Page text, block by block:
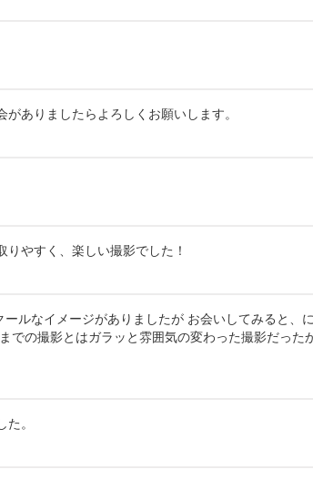
ありましたらよろしくお願いします。
やすく、楽しい撮影でした！
ルなイメージがありましたが お会いしてみると、
の撮影とはガラッと雰囲気の変わった撮影だっ
。